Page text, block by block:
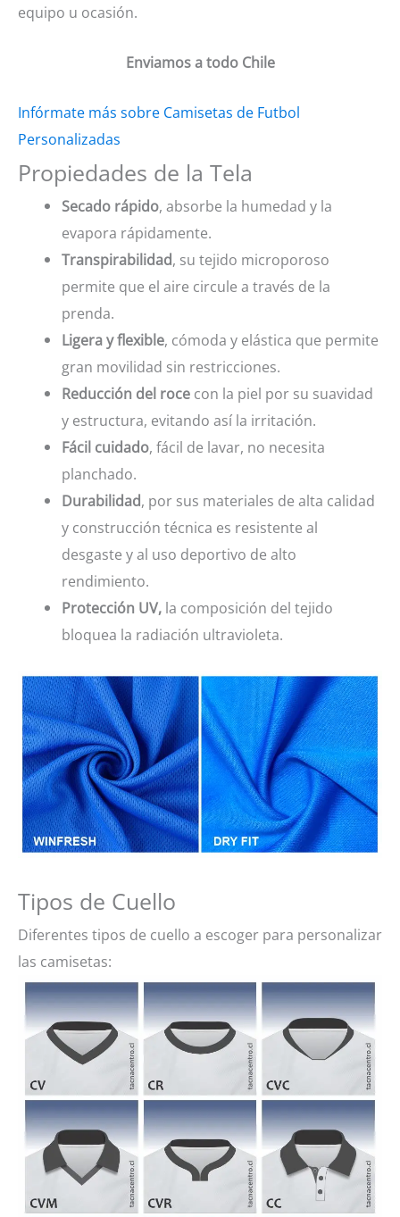
equipo u ocasión.
Enviamos a todo Chile
Infórmate más sobre Camisetas de Futbol
Personalizadas
Propiedades de la Tela
Secado rápido, absorbe la humedad y la
evapora rápidamente.
Transpirabilidad, su tejido microporoso
permite que el aire circule a través de la
prenda.
Ligera y flexible, cómoda y elástica que permite
gran movilidad sin restricciones.
Reducción del roce con la piel por su suavidad
y estructura, evitando así la irritación.
Fácil cuidado, fácil de lavar, no necesita
planchado.
Durabilidad, por sus materiales de alta calidad
y construcción técnica es resistente al
desgaste y al uso deportivo de alto
rendimiento.
Protección UV, la composición del tejido
bloquea la radiación ultravioleta.
Tipos de Cuello
Diferentes tipos de cuello a escoger para personalizar
las camisetas: